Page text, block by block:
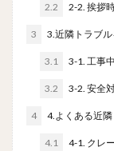
2.2 2-2. 挨拶
3 3.近隣トラブ
3.1 3-1. 工事
3.2 3-2. 安全
4 4.よくある近
4.1 4-1. クレ